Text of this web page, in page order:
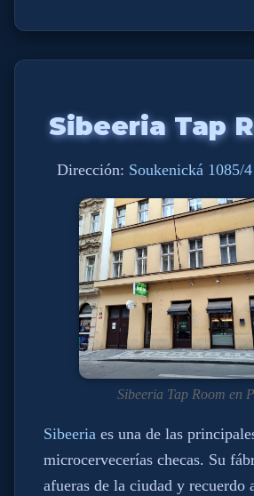
Sibeeria Tap
Dirección: Soukenická 1085/
Sibeeria Tap Room en
Sibeeria es una de las
microcervecerías checas. Su
afueras de la ciudad y recuerdo